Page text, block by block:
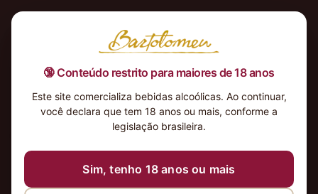
🔞 Conteúdo restrito para maiores de 18 anos
Este site comercializa bebidas alcoólicas. Ao continuar,
você declara que tem 18 anos ou mais, conforme a
legislação brasileira.
Sim, tenho 18 anos ou mais